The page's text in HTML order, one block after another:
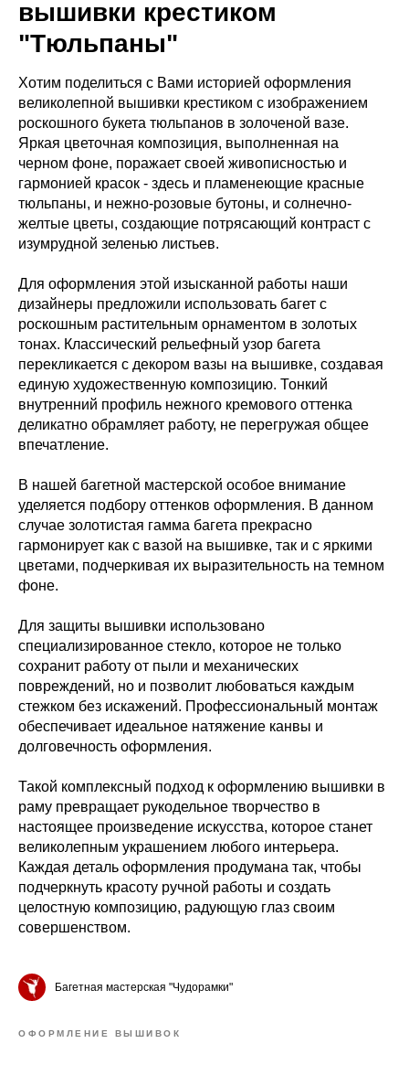
вышивки крестиком
"Тюльпаны"
Хотим поделиться с Вами историей оформления
великолепной вышивки крестиком с изображением
роскошного букета тюльпанов в золоченой вазе.
Яркая цветочная композиция, выполненная на
черном фоне, поражает своей живописностью и
гармонией красок - здесь и пламенеющие красные
тюльпаны, и нежно-розовые бутоны, и солнечно-
желтые цветы, создающие потрясающий контраст с
изумрудной зеленью листьев.
Для оформления этой изысканной работы наши
дизайнеры предложили использовать багет с
роскошным растительным орнаментом в золотых
тонах. Классический рельефный узор багета
перекликается с декором вазы на вышивке, создавая
единую художественную композицию. Тонкий
внутренний профиль нежного кремового оттенка
деликатно обрамляет работу, не перегружая общее
впечатление.
В нашей багетной мастерской особое внимание
уделяется подбору оттенков оформления. В данном
случае золотистая гамма багета прекрасно
гармонирует как с вазой на вышивке, так и с яркими
цветами, подчеркивая их выразительность на темном
фоне.
Для защиты вышивки использовано
специализированное стекло, которое не только
сохранит работу от пыли и механических
повреждений, но и позволит любоваться каждым
стежком без искажений. Профессиональный монтаж
обеспечивает идеальное натяжение канвы и
долговечность оформления.
Такой комплексный подход к оформлению вышивки в
раму превращает рукодельное творчество в
настоящее произведение искусства, которое станет
великолепным украшением любого интерьера.
Каждая деталь оформления продумана так, чтобы
подчеркнуть красоту ручной работы и создать
целостную композицию, радующую глаз своим
совершенством.
Багетная мастерская "Чудорамки"
ОФОРМЛЕНИЕ ВЫШИВОК